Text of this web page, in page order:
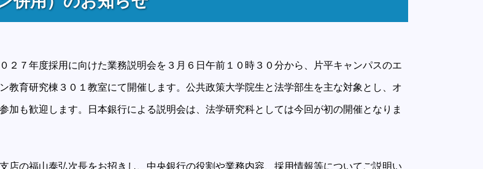
２７年度採用に向けた業務説明会を３月６日午前１０時３０分から、片平キャンパスのエ
教育研究棟３０１教室にて開催します。公共政策大学院生と法学部生を主な対象とし、オ
加も歓迎します。日本銀行による説明会は、法学研究科としては今回が初の開催となりま
店の福山泰弘次長をお招きし、中央銀行の役割や業務内容、採用情報等についてご説明い